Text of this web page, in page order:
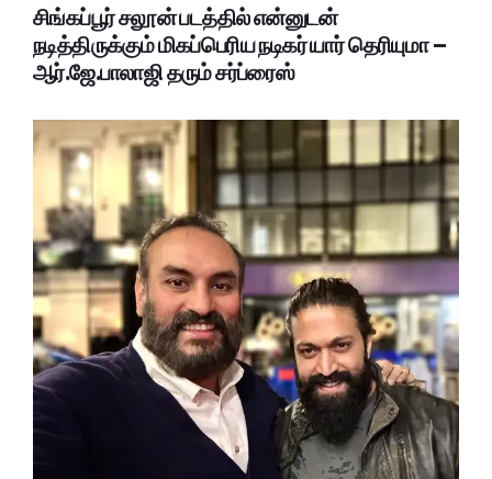
சிங்கப்பூர் சலூன் படத்தில் என்னுடன்
நடித்திருக்கும் மிகப்பெரிய நடிகர் யார் தெரியுமா –
ஆர்.ஜே.பாலாஜி தரும் சர்ப்ரைஸ்